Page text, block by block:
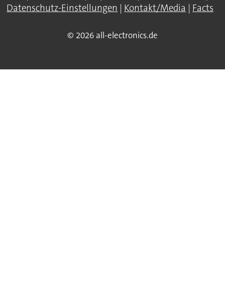
Datenschutz-Einstellungen | Kontakt/Media | Facts
© 2026 all-electronics.de